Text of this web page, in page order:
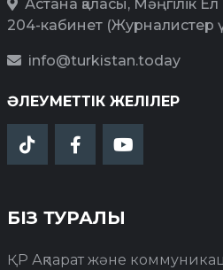
Астана қаласы, Мәңгілік
204-кабинет (Журналистер
info@turkistan.today
ӘЛЕУМЕТТІК ЖЕЛІЛЕР
БІЗ ТУРАЛЫ
ҚР Ақпарат және